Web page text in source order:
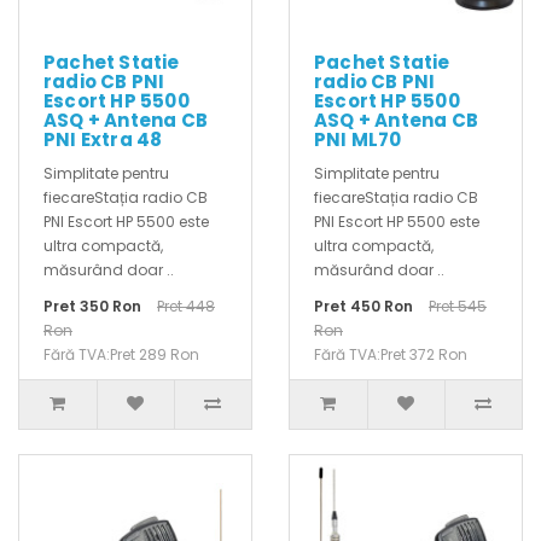
Pachet Statie
radio CB PNI
Escort HP 5500
ASQ + Antena CB
PNI Extra 48
Simplitate pentru
fiecareStația radio CB
PNI Escort HP 5500 este
ultra compactă,
măsurând doar ..
Pret 350 Ron
Pret 448
Ron
Fără TVA:Pret 289 Ron
Pachet Statie
radio CB PNI
Escort HP 5500
ASQ + Antena CB
PNI ML70
Simplitate pentru
fiecareStația radio CB
PNI Escort HP 5500 este
ultra compactă,
măsurând doar ..
Pret 450 Ron
Pret 545
Ron
Fără TVA:Pret 372 Ron